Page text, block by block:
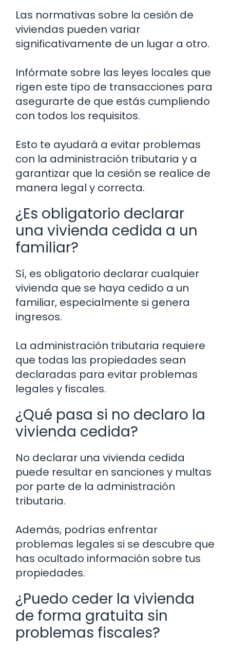
Las normativas sobre la cesión de
viviendas pueden variar
significativamente de un lugar a otro.
Infórmate sobre las leyes locales que
rigen este tipo de transacciones para
asegurarte de que estás cumpliendo
con todos los requisitos.
Esto te ayudará a evitar problemas
con la administración tributaria y a
garantizar que la cesión se realice de
manera legal y correcta.
¿Es obligatorio declarar
una vivienda cedida a un
familiar?
Sí, es obligatorio declarar cualquier
vivienda que se haya cedido a un
familiar, especialmente si genera
ingresos.
La administración tributaria requiere
que todas las propiedades sean
declaradas para evitar problemas
legales y fiscales.
¿Qué pasa si no declaro la
vivienda cedida?
No declarar una vivienda cedida
puede resultar en sanciones y multas
por parte de la administración
tributaria.
Además, podrías enfrentar
problemas legales si se descubre que
has ocultado información sobre tus
propiedades.
¿Puedo ceder la vivienda
de forma gratuita sin
problemas fiscales?